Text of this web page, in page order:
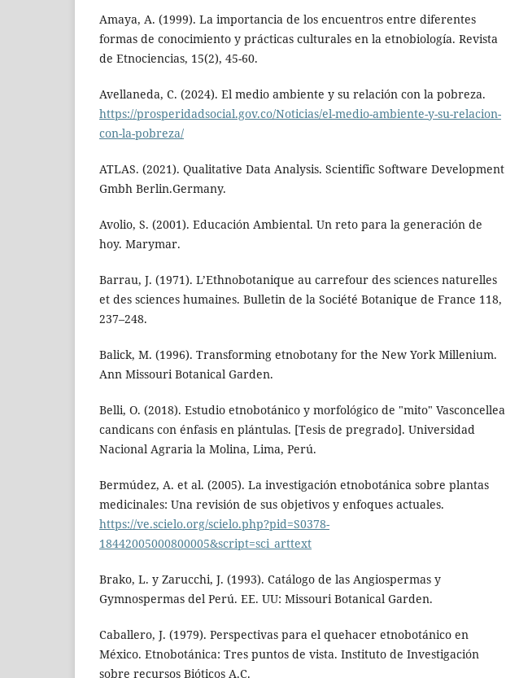
Amaya, A. (1999). La importancia de los encuentros entre diferentes
formas de conocimiento y prácticas culturales en la etnobiología. Revista
de Etnociencias, 15(2), 45-60.
Avellaneda, C. (2024). El medio ambiente y su relación con la pobreza.
https://prosperidadsocial.gov.co/Noticias/el-medio-ambiente-y-su-relacion-
con-la-pobreza/
ATLAS. (2021). Qualitative Data Analysis. Scientific Software Development
Gmbh Berlin.Germany.
Avolio, S. (2001). Educación Ambiental. Un reto para la generación de
hoy. Marymar.
Barrau, J. (1971). L’Ethnobotanique au carrefour des sciences naturelles
et des sciences humaines. Bulletin de la Société Botanique de France 118,
237–248.
Balick, M. (1996). Transforming etnobotany for the New York Millenium.
Ann Missouri Botanical Garden.
Belli, O. (2018). Estudio etnobotánico y morfológico de "mito" Vasconcellea
candicans con énfasis en plántulas. [Tesis de pregrado]. Universidad
Nacional Agraria la Molina, Lima, Perú.
Bermúdez, A. et al. (2005). La investigación etnobotánica sobre plantas
medicinales: Una revisión de sus objetivos y enfoques actuales.
https://ve.scielo.org/scielo.php?pid=S0378-
18442005000800005&script=sci_arttext
Brako, L. y Zarucchi, J. (1993). Catálogo de las Angiospermas y
Gymnospermas del Perú. EE. UU: Missouri Botanical Garden.
Caballero, J. (1979). Perspectivas para el quehacer etnobotánico en
México. Etnobotánica: Tres puntos de vista. Instituto de Investigación
sobre recursos Bióticos A.C.